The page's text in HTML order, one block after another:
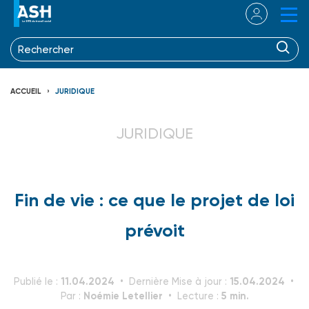
ACCUEIL JURIDIQUE
JURIDIQUE
Fin de vie : ce que le projet de loi
prévoit
Publié le : 11.04.2024 Dernière Mise à jour : 15.04.2024
Par : Noémie Letellier Lecture : 5 min.